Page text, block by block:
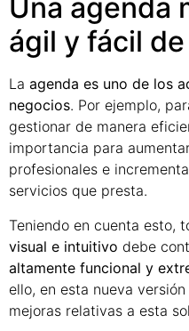
Una agenda
ágil y fácil
La agenda es uno de los
negocios. Por ejemplo,
gestionar de manera
importancia para
profesionales e
servicios que presta.
Teniendo en cuenta esto,
visual e intuitivo debe
altamente funcional y
ello, en esta nueva
mejoras relativas a esta